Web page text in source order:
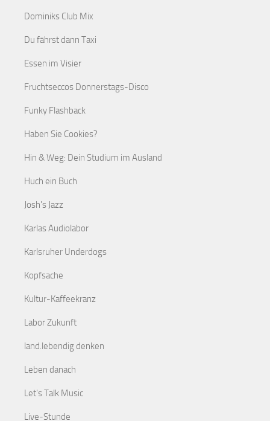
Dominiks Club Mix
Du fährst dann Taxi
Essen im Visier
Fruchtseccos Donnerstags-Disco
Funky Flashback
Haben Sie Cookies?
Hin & Weg: Dein Studium im Ausland
Huch ein Buch
Josh's Jazz
Karlas Audiolabor
Karlsruher Underdogs
Kopfsache
Kultur-Kaffeekranz
Labor Zukunft
land.lebendig denken
Leben danach
Let's Talk Music
Live-Stunde